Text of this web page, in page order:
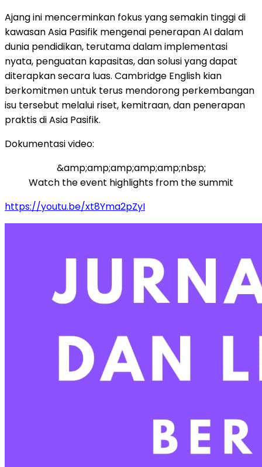
Ajang ini mencerminkan fokus yang semakin tinggi di
kawasan Asia Pasifik mengenai penerapan AI dalam
dunia pendidikan, terutama dalam implementasi
nyata, penguatan kapasitas, dan solusi yang dapat
diterapkan secara luas. Cambridge English kian
berkomitmen untuk terus mendorong perkembangan
isu tersebut melalui riset, kemitraan, dan penerapan
praktis di Asia Pasifik.
Dokumentasi video:
&amp;amp;amp;amp;amp;nbsp;
Watch the event highlights from the summit
https://youtu.be/xt8Yma2pZyI